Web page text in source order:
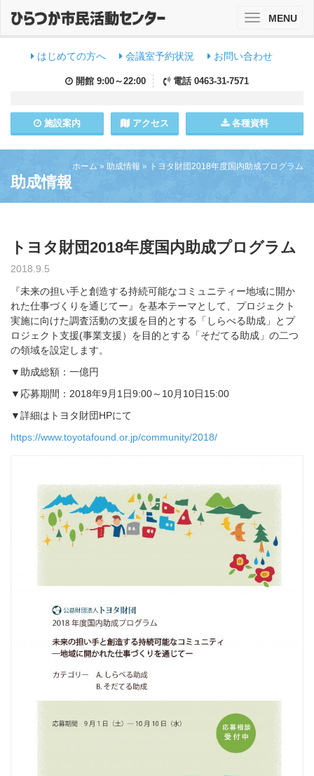
はじめての方へ 会議室予約状況 お問い合わせ
開館 9:00～22:00 電話 0463-31-7571
施設案内 アクセス 各種資料
ToggleMENU
ホーム » 助成情報 » トヨタ財団2018年度国内助成プログラム
助成情報
トヨタ財団2018年度国内助成プログラム
2018.9.5
『未来の担い手と創造する持続可能なコミュニティー地域に開か
れた仕事づくりを通じてー』を基本テーマとして、プロジェクト
実施に向けた調査活動の支援を目的とする「しらべる助成」とプ
ロジェクト支援(事業支援）を目的とする「そだてる助成」の二つ
の領域を設定します。
▼助成総額：一億円
▼応募期間：2018年9月1日9:00～10月10日15:00
▼詳細はトヨタ財団HPにて
https://www.toyotafound.or.jp/community/2018/